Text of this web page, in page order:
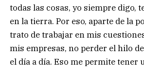
todas las cosas, yo siempre digo,
en la tierra. Por eso, aparte de la
trato de trabajar en mis
mis empresas, no perder el hilo
el día a día. Eso me permite tener